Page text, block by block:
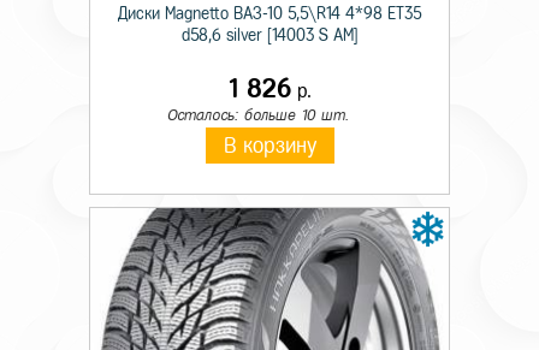
Размер под ключ
Цвет крепежного элемента хром
Шаг резьбы 1,25
Диски Magnetto ВАЗ-10 5,5\R14 4*98 ET35
d58,6 silver [14003 S AM]
1 826р.
Осталось: больше 10 шт.
В корзину